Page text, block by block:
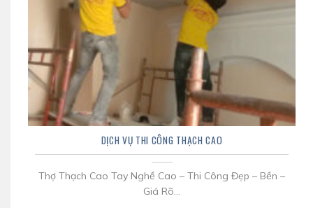
DỊCH VỤ THI CÔNG THẠCH CAO
Thợ Thạch Cao Tay Nghề Cao – Thi Công Đẹp – Bền –
Giá Rõ...